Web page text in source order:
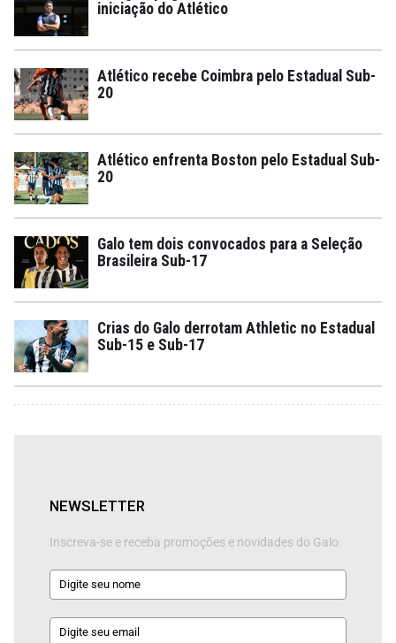
iniciação do Atlético
Atlético recebe Coimbra pelo Estadual Sub-
20
Atlético enfrenta Boston pelo Estadual Sub-
20
Galo tem dois convocados para a Seleção
Brasileira Sub-17
Crias do Galo derrotam Athletic no Estadual
Sub-15 e Sub-17
NEWSLETTER
Inscreva-se e receba promoções e novidades do Galo